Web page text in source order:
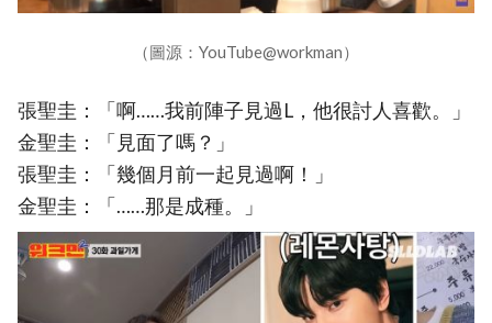
（圖源：YouTube@workman）
張聖圭：「啊……我前陣子見過L，他很討人喜歡。」
金聖圭：「見面了嗎？」
張聖圭：「幾個月前一起見過啊！」
金聖圭：「……那是成種。」